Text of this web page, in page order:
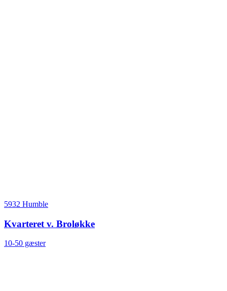
5932 Humble
Kvarteret v. Broløkke
10-50 gæster